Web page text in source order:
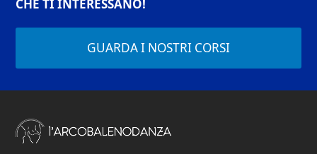
CHE TI INTERESSANO!
GUARDA I NOSTRI CORSI